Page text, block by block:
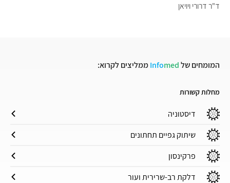
ד"ר דרורי ויויאן
המומחים של Infomed ממליצים לקרוא:
מחלות קשורות
דיסטוניה
שיתוק גפיים תחתונים
פרקינסון
דלקת רב-שרירית ועור